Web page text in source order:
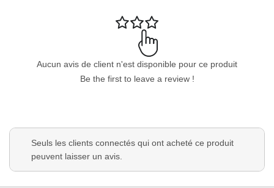
Aucun avis de client n'est disponible pour ce produit
Be the first to leave a review !
Seuls les clients connectés qui ont acheté ce produit
peuvent laisser un avis.
Appliquer les filtres